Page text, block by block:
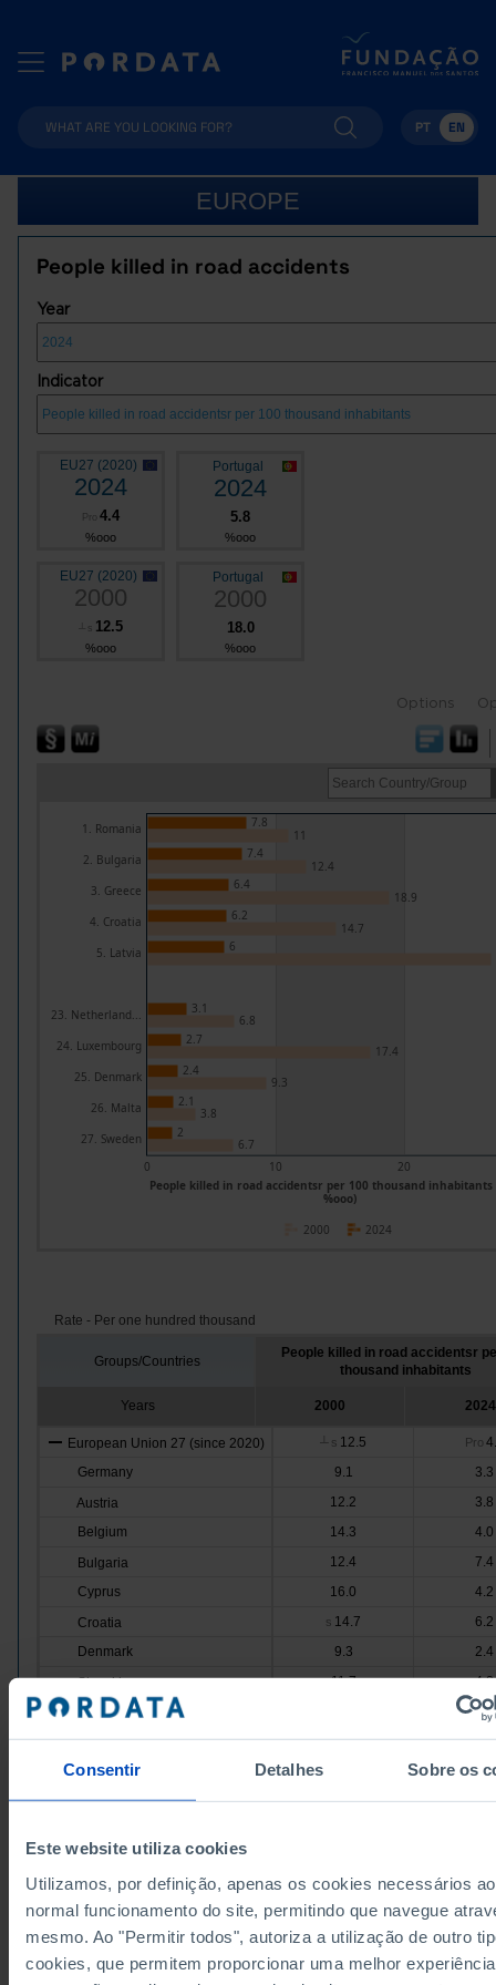
Consentir Detalhes Sobre os
Este website utiliza cookies
Utilizamos, por definição, apenas os cookies necessários ao
normal funcionamento do site, permitindo que navegue
mesmo. Ao "Permitir todos", autoriza a utilização de outro
cookies, que permitem proporcionar uma melhor
PT EN
EUROPE
People killed in road accidents
Year
Indicator
EU27 (2020)
2024
4.4
%ooo
Portugal
2024
5.8
%ooo
EU27 (2020)
2000
12.5
%ooo
Portugal
2000
18.0
%ooo
Options
People killed in road accidentsr per 100 thousand inhabitants
%ooo)
0 10 20
1. Romania
2. Bulgaria
3. Greece
4. Croatia
5. Latvia
23. Netherland...
24. Luxembourg
25. Denmark
26. Malta
27. Sweden
7.8
7.4
6.4
6.2
6
3.1
2.7
2.4
2.1
2
11
12.4
18.9
14.7
6.8
17.4
9.3
3.8
6.7
2024
2000
Rate - Per one hundred thousand
Groups/Countries
People killed in road accidentsr
thousand inhabitants
Years 2000 2024
European Union 27 (since 2020) ┴ s 12.5 Pro
Germany
9.1
3.3
Austria
12.2
3.8
Belgium
14.3
4.0
Bulgaria
12.4
7.4
Cyprus
16.0
4.2
Croatia
s 14.7
6.2
Denmark
9.3
2.4
Slovakia
11.7
4.8
Slovenia
3.2
Spain
14.2
3.7
Estonia
5.0
Finland
7.7
3.2
Hungary
11.8
5.2
11.0
3.2
5.1
Latvia
26.8